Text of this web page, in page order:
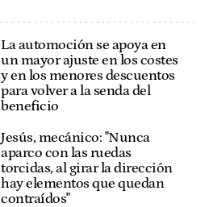
La automoción se apoya en
un mayor ajuste en los costes
y en los menores descuentos
para volver a la senda del
beneficio
Jesús, mecánico: "Nunca
aparco con las ruedas
torcidas, al girar la dirección
hay elementos que quedan
contraídos"